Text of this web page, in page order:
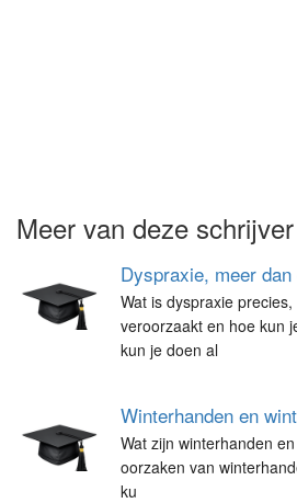
Meer van deze schrijver
Dyspraxie, meer
Wat is dyspraxie
veroorzaakt en hoe kun
kun je doen al
Winterhanden en
Wat zijn winterhanden
oorzaken van
ku